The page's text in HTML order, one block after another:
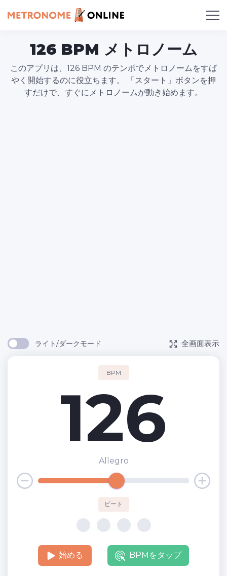
126 BPM メトロノーム
このアプリは、126 BPM のテンポでメトロノームをすば
やく開始するのに役立ちます。 「スタート」ボタンを押
すだけで、すぐにメトロノームが動き始めます。
ライト/ダークモード 全画面表示
BPM
126
Allegro
ビート
始める BPMをタップ